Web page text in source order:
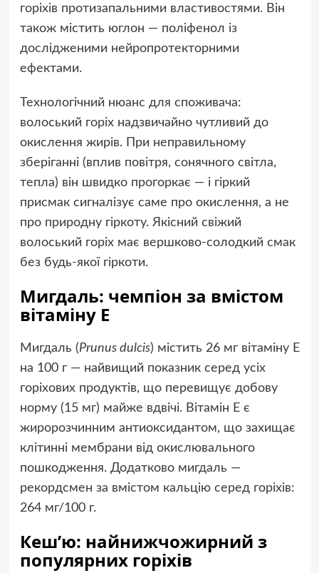
горіхів протизапальними властивостями. Він
також містить юглон — поліфенол із
дослідженими нейропротекторними
ефектами.
Технологічний нюанс для споживача:
волоський горіх надзвичайно чутливий до
окислення жирів. При неправильному
зберіганні (вплив повітря, сонячного світла,
тепла) він швидко прогоркає — і гіркий
присмак сигналізує саме про окислення, а не
про природну гіркоту. Якісний свіжий
волоський горіх має вершково-солодкий смак
без будь-якої гіркоти.
Мигдаль: чемпіон за вмістом
вітаміну Е
Мигдаль (Prunus dulcis) містить 26 мг вітаміну E
на 100 г — найвищий показник серед усіх
горіхових продуктів, що перевищує добову
норму (15 мг) майже вдвічі. Вітамін E є
жиророзчинним антиоксидантом, що захищає
клітинні мембрани від окислювального
пошкодження. Додатково мигдаль —
рекордсмен за вмістом кальцію серед горіхів:
264 мг/100 г.
Кеш’ю: найнижчожирний з
популярних горіхів